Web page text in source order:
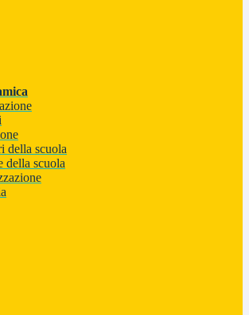
della scuola
della scuola